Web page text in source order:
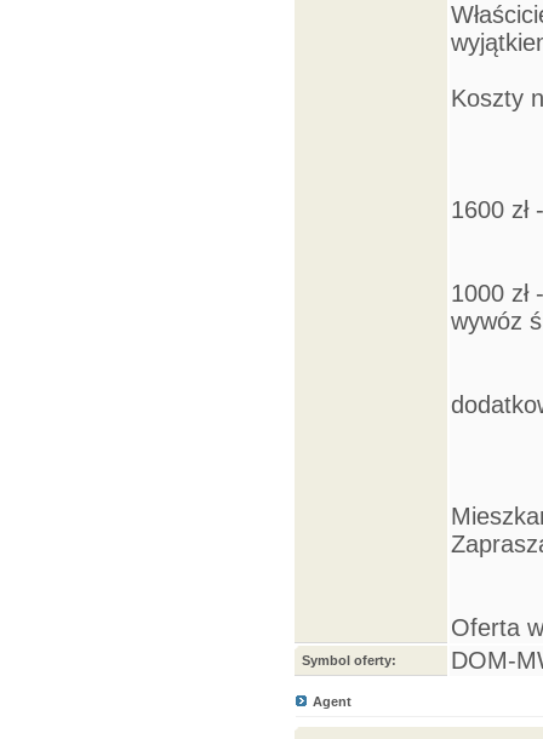
Koszty
1600 zł
1000 zł
wywóz
Oferta
Symbol oferty: DOM-
Agent